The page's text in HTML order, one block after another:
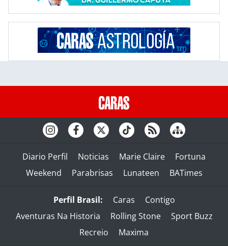
Diario Perfil Noticias Marie Claire
Fortuna
Weekend
Parabrisas Lunateen BATimes
Perfil Brasil: Caras
Contigo
Aventuras Na Historia
Rolling Stone
Sport Buzz
Recreio
Maxima